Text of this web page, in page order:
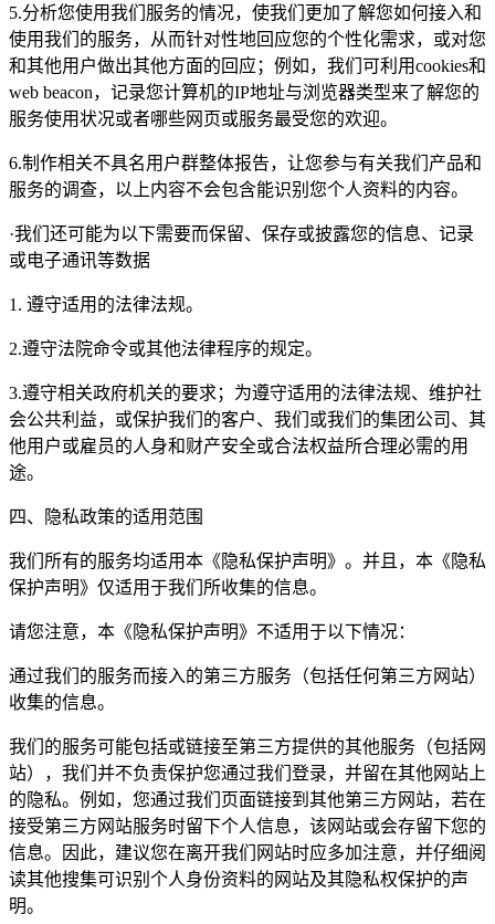
5.分析您使用我们服务的情况，使我们更加了解您如何接入和
使用我们的服务，从而针对性地回应您的个性化需求，或对您
和其他用户做出其他方面的回应；例如，我们可利用cookies和
web beacon，记录您计算机的IP地址与浏览器类型来了解您的
服务使用状况或者哪些网页或服务最受您的欢迎。
6.制作相关不具名用户群整体报告，让您参与有关我们产品和
服务的调查，以上内容不会包含能识别您个人资料的内容。
·我们还可能为以下需要而保留、保存或披露您的信息、记录
或电子通讯等数据
1. 遵守适用的法律法规。
2.遵守法院命令或其他法律程序的规定。
3.遵守相关政府机关的要求；为遵守适用的法律法规、维护社
会公共利益，或保护我们的客户、我们或我们的集团公司、其
他用户或雇员的人身和财产安全或合法权益所合理必需的用
途。
四、隐私政策的适用范围
我们所有的服务均适用本《隐私保护声明》。并且，本《隐私
保护声明》仅适用于我们所收集的信息。
请您注意，本《隐私保护声明》不适用于以下情况：
通过我们的服务而接入的第三方服务（包括任何第三方网站）
收集的信息。
我们的服务可能包括或链接至第三方提供的其他服务（包括网
站），我们并不负责保护您通过我们登录，并留在其他网站上
的隐私。例如，您通过我们页面链接到其他第三方网站，若在
接受第三方网站服务时留下个人信息，该网站或会存留下您的
信息。因此，建议您在离开我们网站时应多加注意，并仔细阅
读其他搜集可识别个人身份资料的网站及其隐私权保护的声
明。